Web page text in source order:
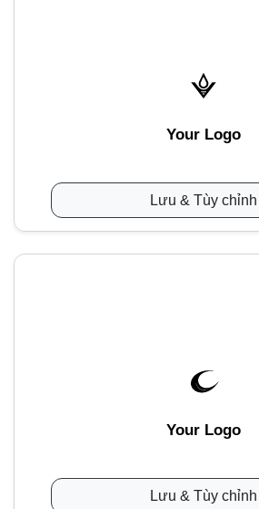
Your Logo
Lưu & Tùy chỉnh
Your Logo
Lưu & Tùy chỉnh